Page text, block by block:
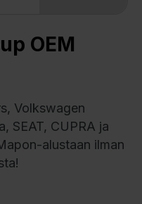
OEM
Volkswagen
SEAT, CUPRA ja
alustaan ilman